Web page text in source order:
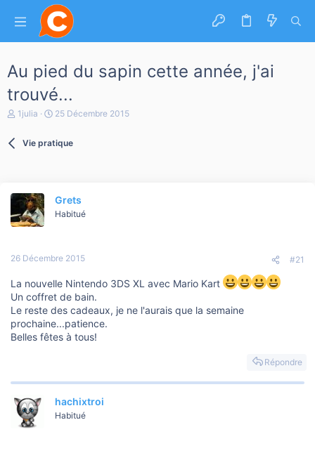
Au pied du sapin cette année, j'ai
trouvé...
A
e
a
d
c
s
s
i
o
n
1julia
D
e
b
u
25 Décembre 2015
Vie pratique
Grets
Habitué
26 Décembre 2015 #21
La nouvelle Nintendo 3DS XL avec Mario Kart
Un coffret de bain.
Le reste des cadeaux, je ne l'aurais que la semaine
prochaine...patience.
Belles fêtes à tous!
Répondre
hachixtroi
Habitué